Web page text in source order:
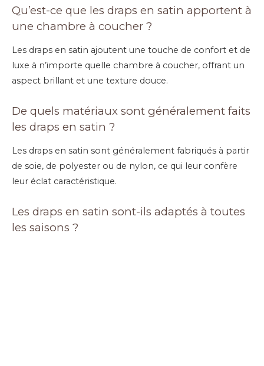
Qu’est-ce que les draps en satin apportent à
une chambre à coucher ?
Les draps en satin ajoutent une touche de confort et de
luxe à n’importe quelle chambre à coucher, offrant un
aspect brillant et une texture douce.
De quels matériaux sont généralement faits
les draps en satin ?
Les draps en satin sont généralement fabriqués à partir
de soie, de polyester ou de nylon, ce qui leur confère
leur éclat caractéristique.
Les draps en satin sont-ils adaptés à toutes
les saisons ?